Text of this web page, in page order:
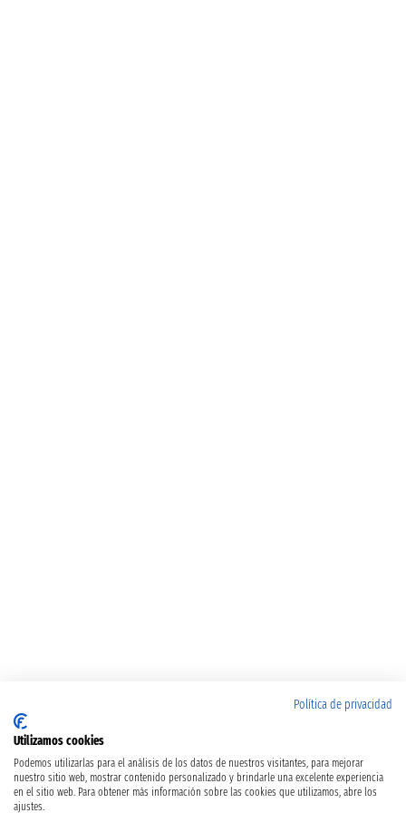
Política de privacidad
Utilizamos cookies
Podemos utilizarlas para el análisis de los datos de nuestros visitantes, para mejorar
nuestro sitio web, mostrar contenido personalizado y brindarle una excelente experiencia
en el sitio web. Para obtener más información sobre las cookies que utilizamos, abre los
ajustes.